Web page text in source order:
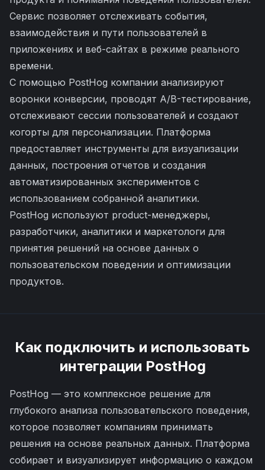
Сервис позволяет отслеживать события,
взаимодействия и пути пользователей в
приложениях и веб-сайтах в режиме реального
времени.
С помощью PostHog компании анализируют
воронки конверсии, проводят A/B-тестирование,
отслеживают сессии пользователей и создают
когорты для персонализации. Платформа
предоставляет инструменты для визуализации
данных, построения отчетов и создания
автоматизированных экспериментов с
использованием собранной аналитики.
PostHog используют product-менеджеры,
разработчики, аналитики и маркетологи для
принятия решений на основе данных о
пользовательском поведении и оптимизации
продуктов.
Как подключить и использовать
интеграции PostHog
PostHog — это комплексное решение для
глубокого анализа пользовательского поведения,
которое позволяет компаниям принимать
решения на основе реальных данных. Платформа
собирает и визуализирует информацию о каждом